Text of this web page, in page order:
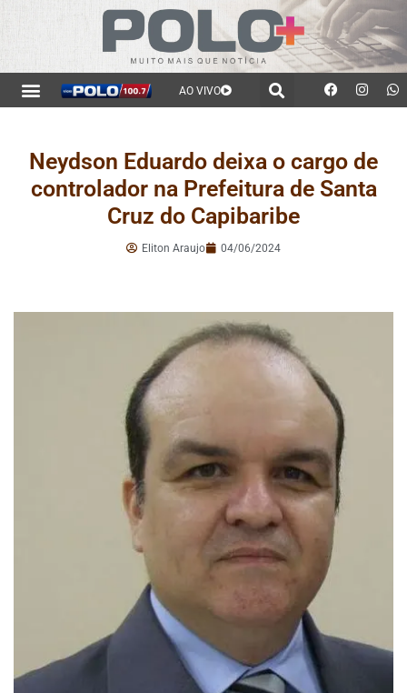
AO VIVO
Neydson Eduardo deixa o cargo de
controlador na Prefeitura de Santa
Cruz do Capibaribe
Eliton Araujo 04/06/2024